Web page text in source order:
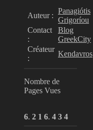
Auteur :
Panagiótis
Grigoríou
Contact
:
Blog
GreekCity
Créateur
:
Kendavros
Nombre de
Pages Vues
6. 2 1 6. 4 3 4